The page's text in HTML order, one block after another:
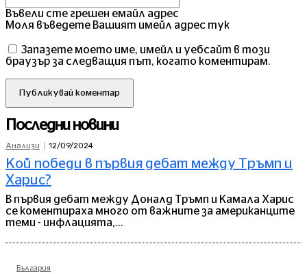
Въвели сте грешен емайл адрес
Моля въведете Вашият имейл адрес тук
Запазете моето име, имейл и уебсайт в този
браузър за следващия път, когато коментирам.
Последни новини
Анализи 12/09/2024
Кой победи в първия дебат между Тръмп и
Харис?
В първия дебат между Доналд Тръмп и Камала Харис
се коментираха много от важните за американците
теми - инфлацията,...
България